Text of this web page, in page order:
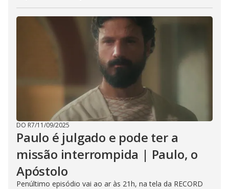
DO R7/11/09/2025
Paulo é julgado e pode ter a
missão interrompida | Paulo, o
Apóstolo
Penúltimo episódio vai ao ar às 21h, na tela da RECORD